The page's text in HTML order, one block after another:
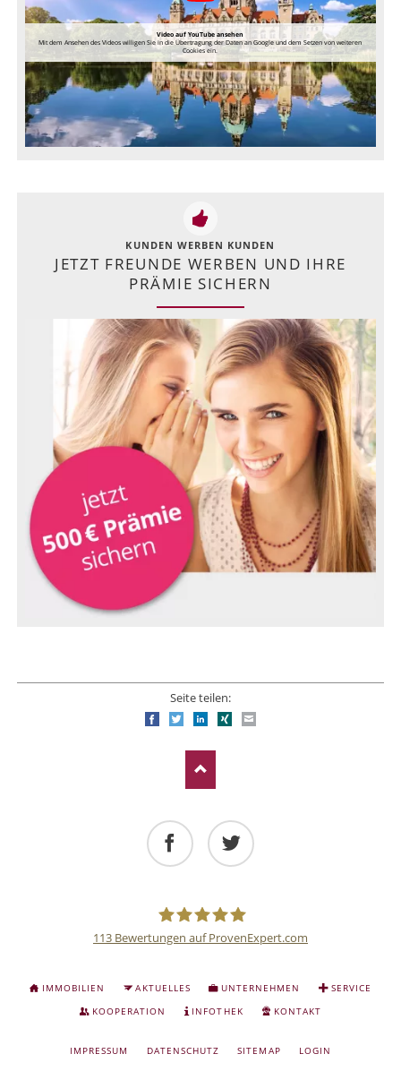
Video auf YouTube ansehen
Mit dem Ansehen des Videos willigen Sie in die Übertragung der Daten an Google und dem Setzen von weiteren
Cookies ein.
KUNDEN WERBEN KUNDEN
JETZT FREUNDE WERBEN UND IHRE
PRÄMIE SICHERN
Seite teilen:
FacebookTwitterLinkedIn
Xing
Anlage
und
113 Bewertungen auf ProvenExpert.com
NAVIGATION
ÜBERSPRINGEN
IMMOBILIEN AKTUELLES UNTERNEHMEN
SERVICE
KOOPERATION
INFOTHEK KONTAKT
IMPRESSUM DATENSCHUTZ SITEMAP LOGIN